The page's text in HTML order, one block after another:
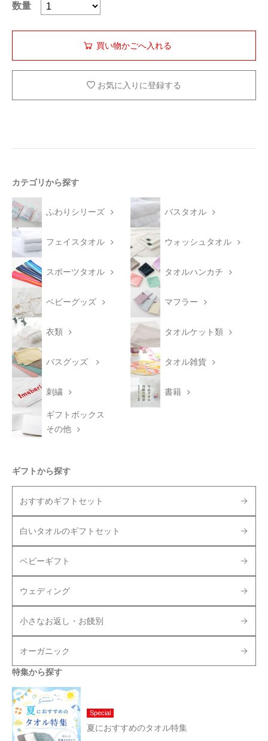
数量
お気に入りに登録する
カテゴリから探す
ふわりシリーズ バスタオル
フェイスタオル ウォッシュタオル
スポーツタオル タオルハンカチ
ベビーグッズ マフラー
衣類 タオルケット類
バスグッズ タオル雑貨
刺繍 書籍
ギフトボックス
その他
ギフトから探す
おすすめギフトセット
白いタオルのギフトセット
ベビーギフト
ウェディング
小さなお返し・お餞別
オーガニック
特集から探す
Special
夏におすすめのタオル特集